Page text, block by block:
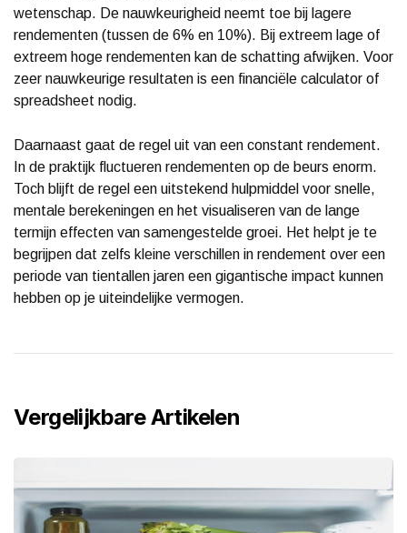
wetenschap. De nauwkeurigheid neemt toe bij lagere
rendementen (tussen de 6% en 10%). Bij extreem lage of
extreem hoge rendementen kan de schatting afwijken. Voor
zeer nauwkeurige resultaten is een financiële calculator of
spreadsheet nodig.
Daarnaast gaat de regel uit van een constant rendement.
In de praktijk fluctueren rendementen op de beurs enorm.
Toch blijft de regel een uitstekend hulpmiddel voor snelle,
mentale berekeningen en het visualiseren van de lange
termijn effecten van samengestelde groei. Het helpt je te
begrijpen dat zelfs kleine verschillen in rendement over een
periode van tientallen jaren een gigantische impact kunnen
hebben op je uiteindelijke vermogen.
Vergelijkbare Artikelen